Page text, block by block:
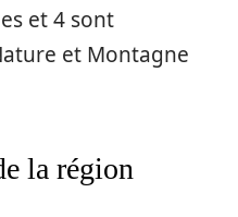
et 4 sont
et Montagne
la région